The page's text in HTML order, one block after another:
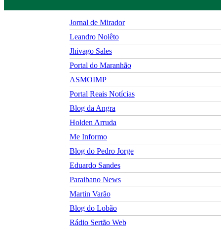
Jornal de Mirador
Leandro Nolêto
Jhivago Sales
Portal do Maranhão
ASMOIMP
Portal Reais Notí­cias
Blog da Angra
Holden Arruda
Me Informo
Blog do Pedro Jorge
Eduardo Sandes
Paraibano News
Martin Varão
Blog do Lobão
Rádio Sertão Web